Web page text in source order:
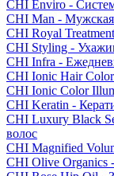
CHI Enviro -
CHI Man - Мужская
CHI Royal
CHI Styling -
CHI Infra -
CHI Ionic Hair
CHI Ionic Color
CHI Keratin -
CHI Luxury Black
волос
CHI Magnified
CHI Olive Organics